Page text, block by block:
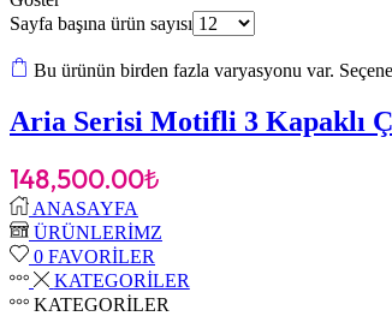
Sayfa başına ürün sayısı
Bu ürünün birden fazla varyasyonu var.
Aria Serisi Motifli 3 Kapaklı
148,500.00₺
ANASAYFA
ÜRÜNLERİMZ
0 FAVORİLER
KATEGORİLER
KATEGORİLER